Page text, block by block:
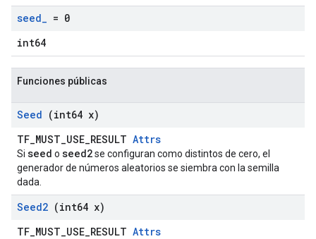
seed_ = 0
int64
Funciones públicas
Seed (int64 x)
TF_MUST_USE_RESULT Attrs
Si seed o seed2se configuran como distintos de cero, el
generador de números aleatorios se siembra con la semilla
dada.
Seed2 (int64 x)
TF_MUST_USE_RESULT Attrs